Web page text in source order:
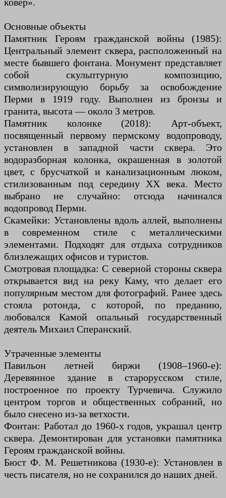
Основные объекты
Памятник Героям гражданской войны (1985):
Центральный элемент сквера, расположенный на
месте бывшего фонтана. Монумент представляет
собой скульптурную композицию,
символизирующую борьбу за освобождение
Перми в 1919 году. Выполнен из бронзы и
гранита, высота — около 3 метров.
Памятник колонке (2018): Арт-объект,
посвященный первому пермскому водопроводу,
установлен в западной части сквера. Это
водоразборная колонка, окрашенная в золотой
цвет, с брусчаткой и канализационным люком,
стилизованным под середину XX века. Место
выбрано не случайно: отсюда начинался
водопровод Перми.
Скамейки: Установлены вдоль аллей, выполнены
в современном стиле с металлическими
элементами. Подходят для отдыха сотрудников
близлежащих офисов и туристов.
Смотровая площадка: С северной стороны сквера
открывается вид на реку Каму, что делает его
популярным местом для фотографий. Ранее здесь
стояла ротонда, с которой, по преданию,
любовался Камой опальный государственный
деятель Михаил Сперанский.
Утраченные элементы
Павильон летней биржи (1908–1960-е):
Деревянное здание в старорусском стиле,
построенное по проекту Турчевича. Служило
центром торгов и общественных собраний, но
было снесено из-за ветхости.
Фонтан: Работал до 1960-х годов, украшал центр
сквера. Демонтирован для установки памятника
Героям гражданской войны.
Бюст Ф. М. Решетникова (1930-е): Установлен в
честь писателя, но не сохранился до наших дней.